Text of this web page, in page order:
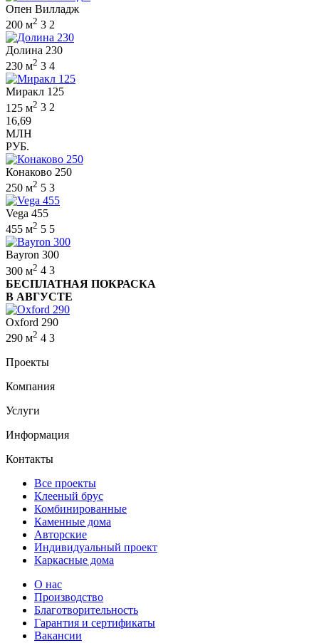
Опен Вилладж
200 м2 3 2
Долина 230
230 м2 3 4
Миракл 125
125 м2 3 2
16,69
МЛН
РУБ.
Конаково 250
250 м2 5 3
Vega 455
455 м2 5 5
Bayron 300
300 м2 4 3
БЕСПЛАТНАЯ ПОКРАСКА
В АВГУСТЕ
Oxford 290
290 м2 4 3
Проекты
Компания
Услуги
Информация
Контакты
Все проекты
Клееный брус
Комбинированные
Каменные дома
Авторские
Индивидуальный проект
Каркасные дома
О нас
Производство
Благотворительность
Гарантия и сертификаты
Вакансии